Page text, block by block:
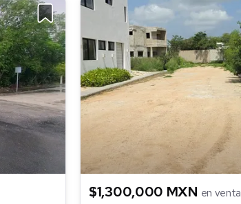
$1,300,000 MXN en venta